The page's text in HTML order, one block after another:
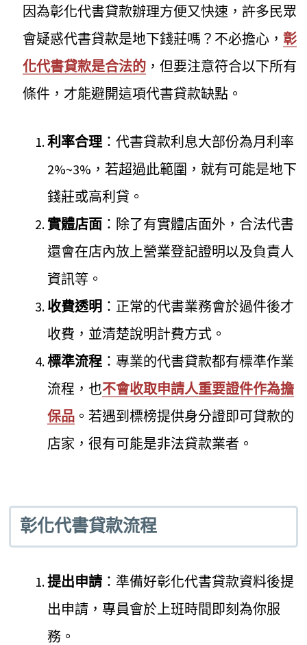
因為彰化代書貸款辦理方便又快速，許多民眾
會疑惑代書貸款是地下錢莊嗎？不必擔心，彰
化代書貸款是合法的 ，但要注意符合以下所有
條件，才能避開這項代書貸款缺點。
利率合理 ：代書貸款利息大部份為月利率
2%~3%，若超過此範圍，就有可能是地下
錢莊或高利貸。
實體店面 ：除了有實體店面外，合法代書
還會在店內放上營業登記證明以及負責人
資訊等。
收費透明 ：正常的代書業務會於過件後才
收費，並清楚說明計費方式。
標準流程 ：專業的代書貸款都有標準作業
流程，也不會收取申請人重要證件作為擔
保品 。若遇到標榜提供身分證即可貸款的
店家，很有可能是非法貸款業者。
彰化代書貸款流程
提出申請 ：準備好彰化代書貸款資料後提
出申請，專員會於上班時間即刻為你服
務。